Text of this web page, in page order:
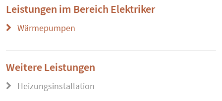
Leistungen im Bereich Elektriker
Wärmepumpen
Weitere Leistungen
Heizungsinstallation